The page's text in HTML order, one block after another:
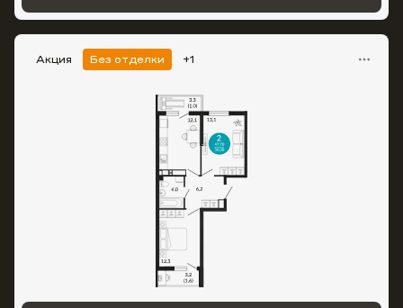
Акция Без отделки +1